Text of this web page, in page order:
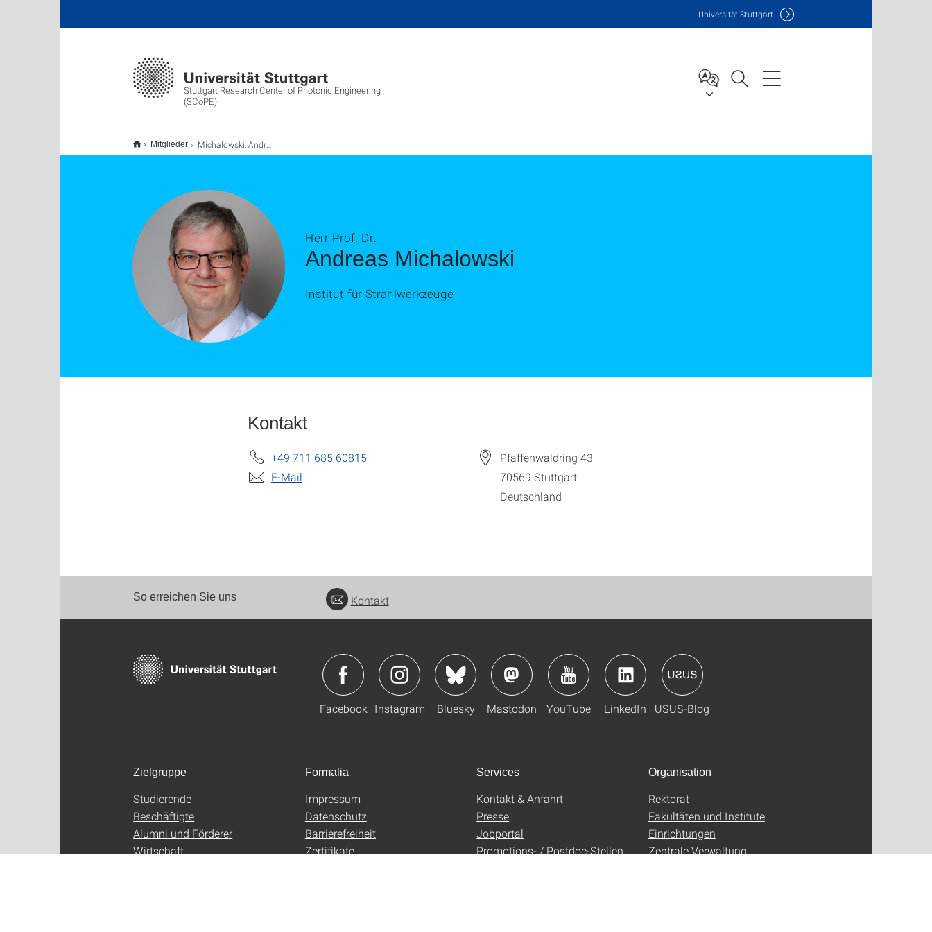
Stuttgart Research Center of Photonic Engineering
(SCoPE)
Universität Stuttgart
Mitglieder Michalowski, Andreas
Andreas Michalowski
Herr Prof. Dr.
Institut für Strahlwerkzeuge
Kontakt
+49 711 685 60815
E-Mail
Pfaffenwaldring 43
70569 Stuttgart
Deutschland
So erreichen Sie uns Kontakt
Facebook Instagram Bluesky Mastodon YouTube LinkedIn USUS-Blog
Zielgruppe
Studierende
Beschäftigte
Alumni und Förderer
Wirtschaft
Formalia
Impressum
Datenschutz
Barrierefreiheit
Zertifikate
Services
Kontakt & Anfahrt
Presse
Jobportal
Promotions- / Postdoc-Stellen
Organisation
Rektorat
Fakultäten und Institute
Einrichtungen
Zentrale Verwaltung